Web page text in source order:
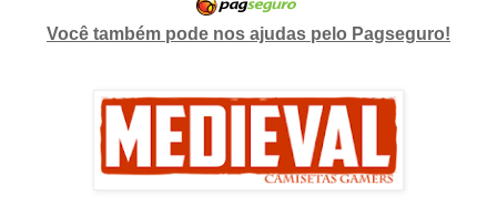
Você também pode nos ajudas pelo Pagseguro!